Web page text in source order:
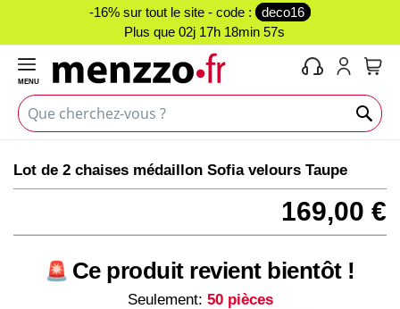
-16% sur tout le site - code :
deco16
Plus que 02j 17h 18min 56s
MENU
to
the
images
gallery
to
the
images
gallery
Lot de 2 chaises médaillon Sofia velours Taupe
169,00 €
Ce produit revient bientôt !
Seulement: 50 pièces